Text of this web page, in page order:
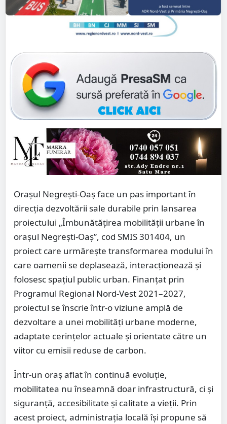
Orașul Negrești-Oaș face un pas important în
direcția dezvoltării sale durabile prin lansarea
proiectului „Îmbunătățirea mobilității urbane în
orașul Negrești-Oaș”, cod SMIS 301404, un
proiect care urmărește transformarea modului în
care oamenii se deplasează, interacționează și
folosesc spațiul public urban. Finanțat prin
Programul Regional Nord-Vest 2021–2027,
proiectul se înscrie într-o viziune amplă de
dezvoltare a unei mobilități urbane moderne,
adaptate cerințelor actuale și orientate către un
viitor cu emisii reduse de carbon.
Într-un oraș aflat în continuă evoluție,
mobilitatea nu înseamnă doar infrastructură, ci și
siguranță, accesibilitate și calitate a vieții. Prin
acest proiect, administrația locală își propune să